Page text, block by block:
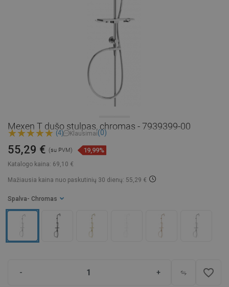
Mexen T dušo stulpas, chromas - 7939399-00
(4) Klausimai(0)
Katalogo kaina: 69,10 €
55,29 € (su PVM) 19,99%
Mažiausia kaina nuo paskutinių 30 dienų: 55,29 €
Spalva - Chromas
- + favorite_border